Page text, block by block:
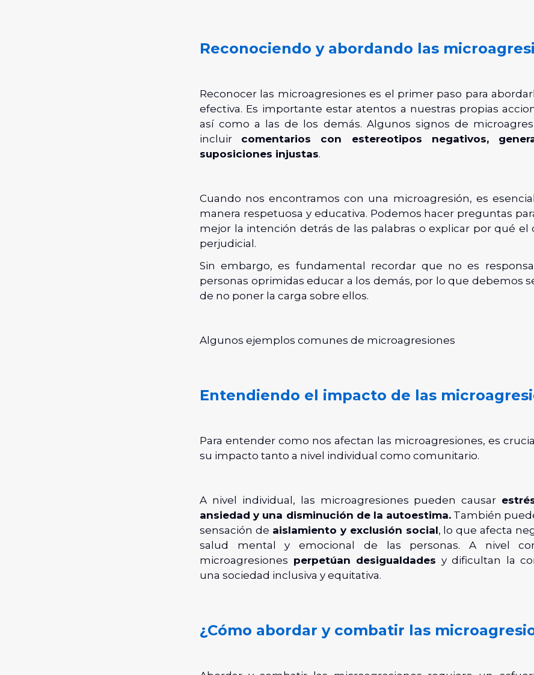
Reconociendo y abordando las
Reconocer las microagresiones es el primer paso para
efectiva. Es importante estar atentos a nuestras propias
así como a las de los demás. Algunos signos de
incluir comentarios con estereotipos negativos,
suposiciones injustas.
Cuando nos encontramos con una microagresión, es
manera respetuosa y educativa. Podemos hacer preguntas
mejor la intención detrás de las palabras o explicar por qué el
perjudicial.
Sin embargo, es fundamental recordar que no es
personas oprimidas educar a los demás, por lo que debemos
de no poner la carga sobre ellos.
Algunos ejemplos comunes de microagresiones
Entendiendo el impacto de las
Para entender como nos afectan las microagresiones, es
su impacto tanto a nivel individual como comunitario.
A nivel individual, las microagresiones pueden causar
ansiedad y una disminución de la autoestima. También
sensación de aislamiento y exclusión social, lo que afecta
salud mental y emocional de las personas. A nivel
microagresiones perpetúan desigualdades y dificultan la
una sociedad inclusiva y equitativa.
¿Cómo abordar y combatir las